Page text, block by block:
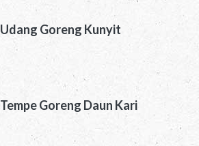
Udang Goreng Kunyit
Tempe Goreng Daun Kari